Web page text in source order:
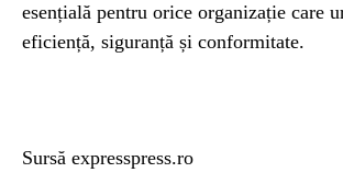
esențială pentru orice organizație care
eficiență, siguranță și conformitate.
Sursă expresspress.ro